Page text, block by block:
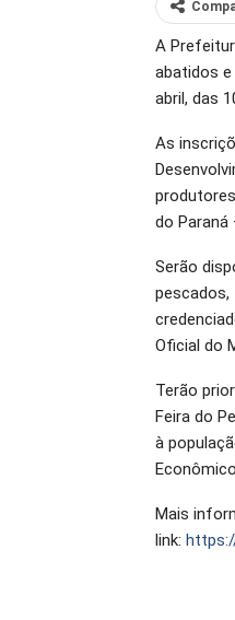
A
abatidos e
abril, das
As
do Paraná
Serão
pescados,
Oficial do
Terão
Feira do
à
Mais
link: